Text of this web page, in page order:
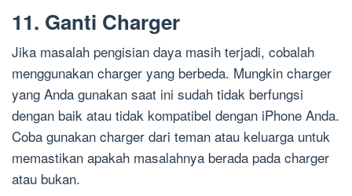
11. Ganti Charger
Jika masalah pengisian daya masih terjadi, cobalah
menggunakan charger yang berbeda. Mungkin charger
yang Anda gunakan saat ini sudah tidak berfungsi
dengan baik atau tidak kompatibel dengan iPhone Anda.
Coba gunakan charger dari teman atau keluarga untuk
memastikan apakah masalahnya berada pada charger
atau bukan.